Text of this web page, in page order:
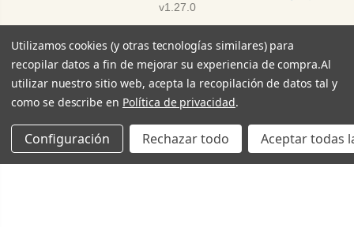
v1.27.0
Utilizamos cookies (y otras tecnologías similares) para
recopilar datos a fin de mejorar su experiencia de compra.Al
utilizar nuestro sitio web, acepta la recopilación de datos tal y
como se describe en Política de privacidad.
Configuración Rechazar todo Aceptar todas